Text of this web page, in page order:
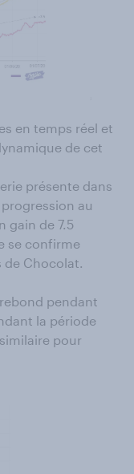
en temps réel et
de cet
présente dans
au
gain de 7.5
se confirme
de Chocolat.
pendant
la période
pour